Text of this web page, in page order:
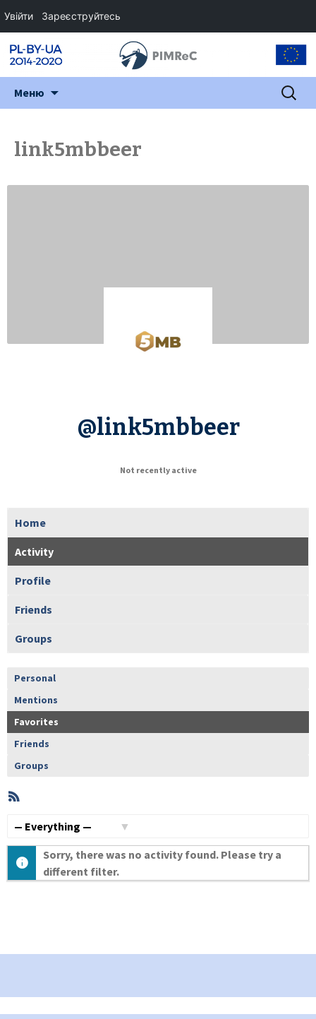
Меню Пошук:
link5mbbeer
@link5mbbeer
Not recently active
Home
Activity
Profile
Friends
Groups
Personal
Mentions
Favorites
Friends
Groups
Member
Activities
Sorry, there was no activity found. Please try a
different filter.
Увійти Зареєструйтесь